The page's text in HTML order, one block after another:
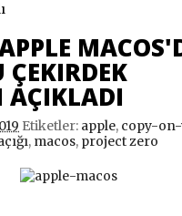
ÇEKIRDEK
AÇIKLADI
Etiketler: apple, copy-
, macos, project zero